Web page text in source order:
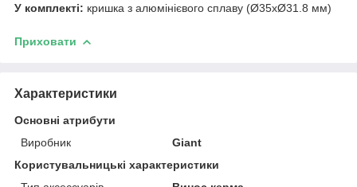
У комплекті: кришка з алюмінієвого сплаву (Ø35xØ31.8 мм)
Приховати
Характеристики
Основні атрибути
Виробник
Giant
Користувальницькі характеристики